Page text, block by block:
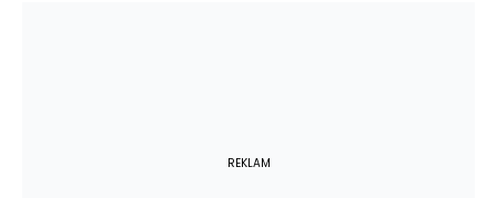
REKLAM